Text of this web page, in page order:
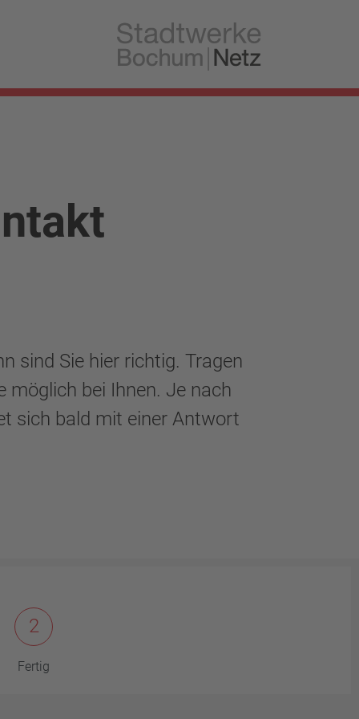
sind Sie hier richtig. Tragen
möglich bei Ihnen. Je nach
sich bald mit einer Antwort
2
Fertig